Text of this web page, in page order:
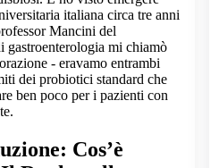
italiana circa tre anni
Mancini del
gastroenterologia mi chiamò
- eravamo entrambi
dei probiotici standard che
ben poco per i pazienti con
Cos’è